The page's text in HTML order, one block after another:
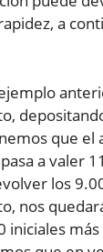
a
que el
a valer
los
nos
iniciales